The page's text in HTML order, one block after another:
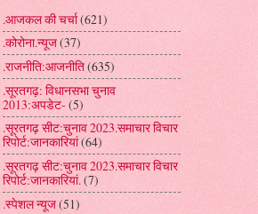
.आजकल की चर्चा(621)
.कोरोना.न्यूज(37)
.राजनीति:आजनीति(635)
.सूरतगढ़: विधानसभा चुनाव
2013:अपडेट- (5)
.सूरतगढ़ सीट:चुनाव 2023.समाचार विचार
रिपोर्ट:जानकारियां(64)
.सूरतगढ़ सीट:चुनाव 2023.समाचार विचार
रिपोर्ट:जानकारियां.(7)
.स्पेशल न्यूज(51)